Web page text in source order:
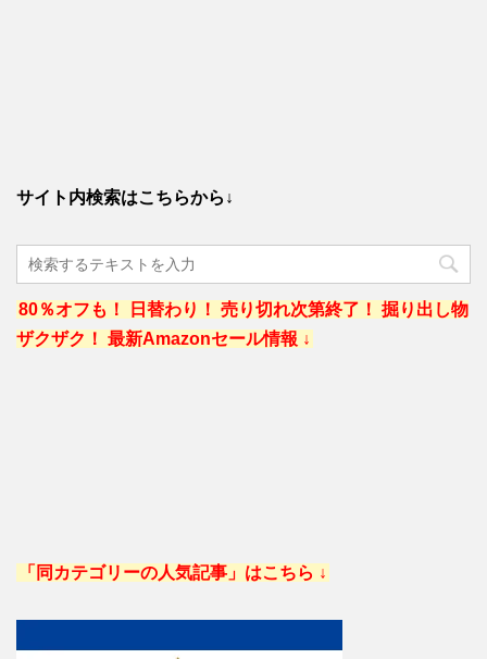
サイト内検索はこちらから↓
80％オフも！ 日替わり！ 売り切れ次第終了！ 掘り出し物
ザクザク！ 最新Amazonセール情報 ↓
「同カテゴリーの人気記事」はこちら ↓